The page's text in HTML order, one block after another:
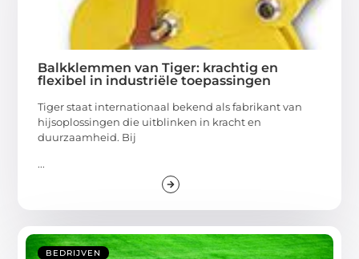
Balkklemmen van Tiger: krachtig en
flexibel in industriële toepassingen
Tiger staat internationaal bekend als fabrikant van
hijsoplossingen die uitblinken in kracht en
duurzaamheid. Bij
...
BEDRIJVEN